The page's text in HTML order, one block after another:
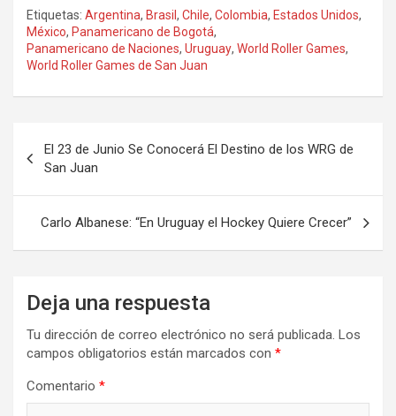
Etiquetas: Argentina, Brasil , Chile, Colombia, Estados Unidos,
México, Panamericano de Bogotá,
Panamericano de Naciones, Uruguay, World Roller Games,
World Roller Games de San Juan
de
entradas
El 23 de Junio Se Conocerá El Destino de los WRG de
San Juan
Carlo Albanese: “En Uruguay el Hockey Quiere Crecer”
Deja una respuesta
Tu dirección de correo electrónico no será publicada. Los
campos obligatorios están marcados con *
Comentario *